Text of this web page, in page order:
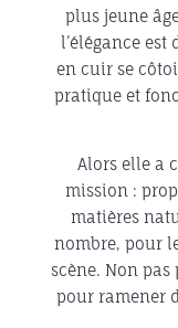
plus jeune
l’élégance est
en cuir se
pratique et
Alors elle a
mission :
matières
nombre, pour
scène. Non
pour ramener